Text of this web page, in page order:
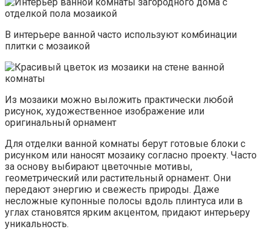
В интерьере ванной часто используют комбинации
плитки с мозаикой
Из мозаики можно выложить практически любой
рисунок, художественное изображение или
оригинальный орнамент
Для отделки ванной комнаты берут готовые блоки с
рисунком или наносят мозаику согласно проекту. Часто
за основу выбирают цветочные мотивы,
геометрический или растительный орнамент. Они
передают энергию и свежесть природы. Даже
несложные купонные полосы вдоль плинтуса или в
углах становятся ярким акцентом, придают интерьеру
уникальность.